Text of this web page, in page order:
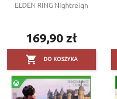
ELDEN RING Nightreign
Cena
169,90 zł
 DO KOSZYKA